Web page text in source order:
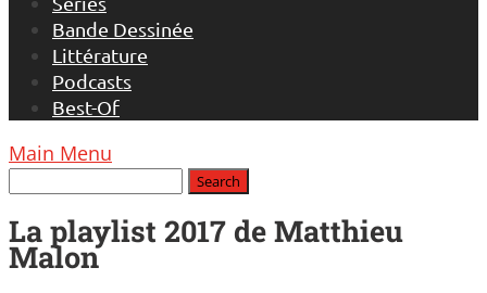
Bande Dessinée
Littérature
Podcasts
Best-Of
Main Menu
La playlist 2017 de Matthieu
Malon